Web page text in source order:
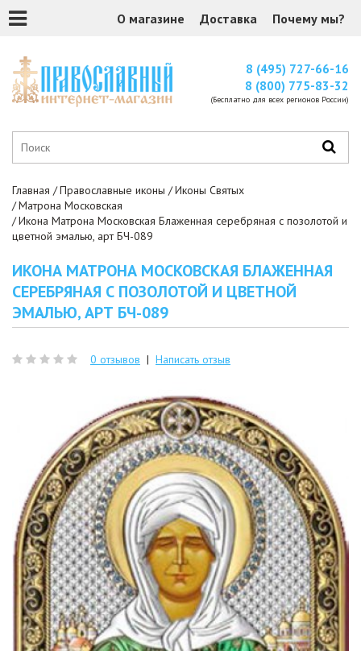
О магазине Доставка Почему мы?
8 (495) 727-66-16
8 (800) 775-83-32
(Бесплатно для всех регионов России)
Главная Православные иконы
Иконы Святых
Матрона Московская
Икона Матрона Московская Блаженная серебряная с позолотой и
цветной эмалью, арт БЧ-089
ИКОНА МАТРОНА МОСКОВСКАЯ БЛАЖЕННАЯ
СЕРЕБРЯНАЯ С ПОЗОЛОТОЙ И ЦВЕТНОЙ
ЭМАЛЬЮ, АРТ БЧ-089
0 отзывов | Написать отзыв